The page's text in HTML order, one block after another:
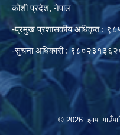
कोशी प्रदेश, नेपाल
-प्रमुख प्रशासकीय अधिकृत :
-सुचना अधिकारी :
© 2026 झापा